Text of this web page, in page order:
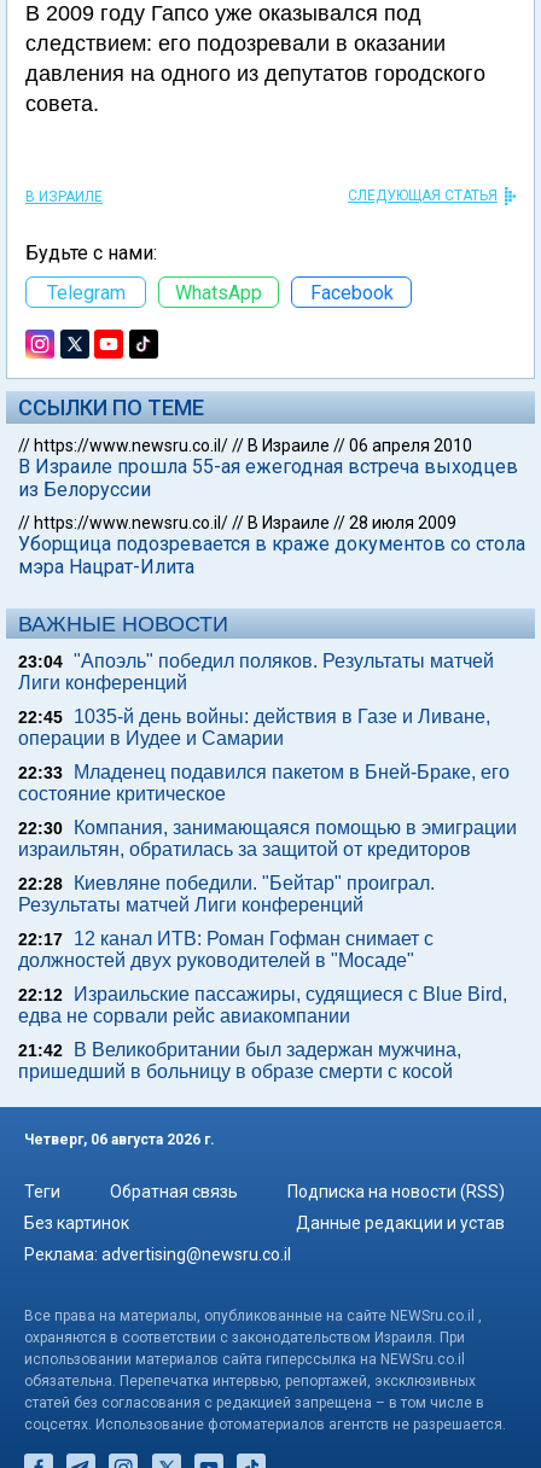
В 2009 году Гапсо уже оказывался под
следствием: его подозревали в оказании
давления на одного из депутатов городского
совета.
В ИЗРАИЛЕ СЛЕДУЮЩАЯ СТАТЬЯ
Будьте с нами:
Telegram
WhatsApp Facebook
ССЫЛКИ ПО ТЕМЕ
// https://www.newsru.co.il/// В Израиле //06 апреля 2010
В Израиле прошла 55-ая ежегодная встреча выходцев
из Белоруссии
// https://www.newsru.co.il/// В Израиле //28 июля 2009
Уборщица подозревается в краже документов со стола
мэра Нацрат-Илита
ВАЖНЫЕ НОВОСТИ
23:04 "Апоэль" победил поляков. Результаты матчей
Лиги конференций
22:45
1035-й день войны: действия в Газе и Ливане,
операции в Иудее и Самарии
22:33
Младенец подавился пакетом в Бней-Браке, его
состояние критическое
22:30
Компания, занимающаяся помощью в эмиграции
израильтян, обратилась за защитой от кредиторов
22:28
Киевляне победили. "Бейтар" проиграл.
Результаты матчей Лиги конференций
22:17
12 канал ИТВ: Роман Гофман снимает с
должностей двух руководителей в "Мосаде"
22:12
Израильские пассажиры, судящиеся с Blue Bird,
едва не сорвали рейс авиакомпании
21:42
В Великобритании был задержан мужчина,
пришедший в больницу в образе смерти с косой
Четверг, 06 августа 2026 г.
Теги Обратная связь
Подписка на новости (RSS)
Без картинок
Данные редакции и устав
Реклама: advertising@newsru.co.il
Все права на материалы, опубликованные на сайте NEWSru.co.il ,
охраняются в соответствии с законодательством Израиля. При
использовании материалов сайта гиперссылка на NEWSru.co.il
обязательна. Перепечатка интервью, репортажей, эксклюзивных
статей без согласования с редакцией запрещена – в том числе в
соцсетях. Использование фотоматериалов агентств не разрешается.